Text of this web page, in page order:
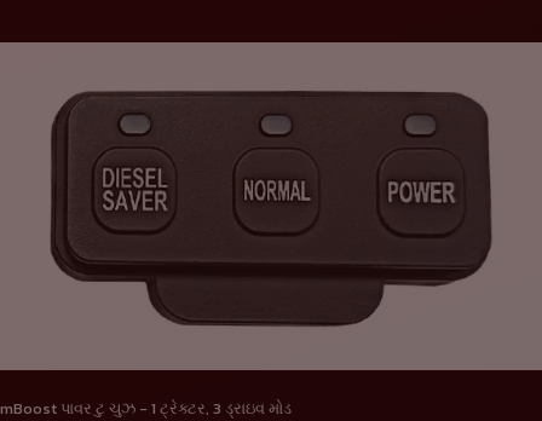
mBoost પાવર ટુ ચુઝ - 1 ટ્રેક્ટર, 3 ડ્રાઇવ મોડ